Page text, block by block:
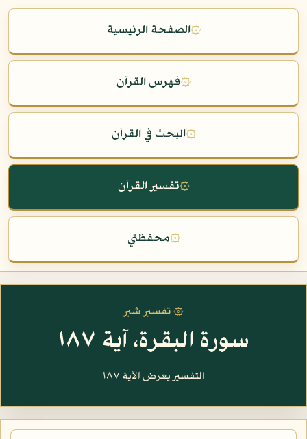
۞الصفحة الرئيسية
۞فهرس القرآن
۞البحث في القرآن
۞تفسير القرآن
۞محفظتي
۞ تفسير شبر
سورة البقرة، آية ١٨٧
التفسير يعرض الآية ١٨٧